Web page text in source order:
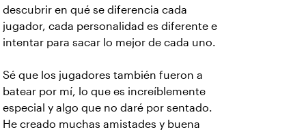
descubrir en qué se diferencia cada
jugador, cada personalidad es diferente e
intentar para sacar lo mejor de cada uno.
Sé que los jugadores también fueron a
batear por mí, lo que es increíblemente
especial y algo que no daré por sentado.
He creado muchas amistades y buena